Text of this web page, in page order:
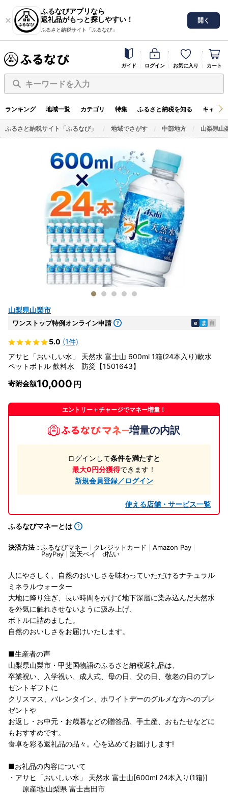
ふるなびアプリなら
返礼品がもっと探しやすい！
ふるさと納税サイト「ふるなび」
開く
ガイド ログイン お気に入り カート
キーワードを入力
ランキング 地域一覧 カテゴリ 特集 ふるさと納税を知る キャン
ふるさと納税サイト「ふるなび」 地域でさがす 中部地方 山梨県山
山梨県山梨市
ワンストップ特例オンライン申請 e ま 自
5.0 (1件)
アサヒ「おいしい水」 天然水 富士山 600ml 1箱(24本入り)軟水
ペットボトル 飲料水 防災【1501643】
寄附金額10,000
エントリー＋チャージでマネー増量！
増量の内訳
ログインして条件を満たすと
最大0円分獲得できます！
新規会員登録／ログイン
使える店舗・サービス一覧
ふるなびマネーとは
決済方法： ふるなびマネー クレジットカード
Amazon Pay
PayPay
楽天ペイ d払い
人にやさしく、自然のおいしさを味わっていただけるナチュラル
ミネラルウォーター
大地に降り注ぎ、長い時間をかけて地下深層に染み込んだ天然水
を外気に触れさせないように汲み上げ、
ボトルに詰めました。
自然のおいしさをお届けいたします。
■生産者の声
山梨県山梨市・甲斐国物語のふるさと納税返礼品は、
卒業祝い、入学祝い、成人式、母の日、父の日、敬老の日のプレ
ゼントギフトに
クリスマス、バレンタイン、ホワイトデーのグルメな方へのプレ
ゼントや
お返し・お中元・お歳暮などの贈答品、手土産、おもたせなどに
もおすすめです。
食卓を彩る返礼品の品々。心を込めてお届けします!
■お礼品の内容について
・アサヒ「おいしい水」 天然水 富士山[600ml 24本入り(1箱)]
原産地:山梨県 富士吉田市